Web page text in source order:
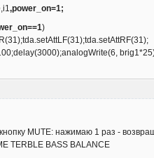
,power_on=1;
)
MUTE: нажимаю 1 раз -
TERBLE BASS BALANCE